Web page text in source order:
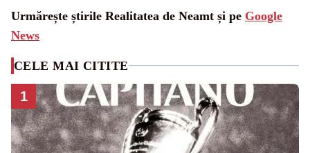
Urmărește știrile Realitatea de Neamt și pe Google
News
CELE MAI CITITE
1